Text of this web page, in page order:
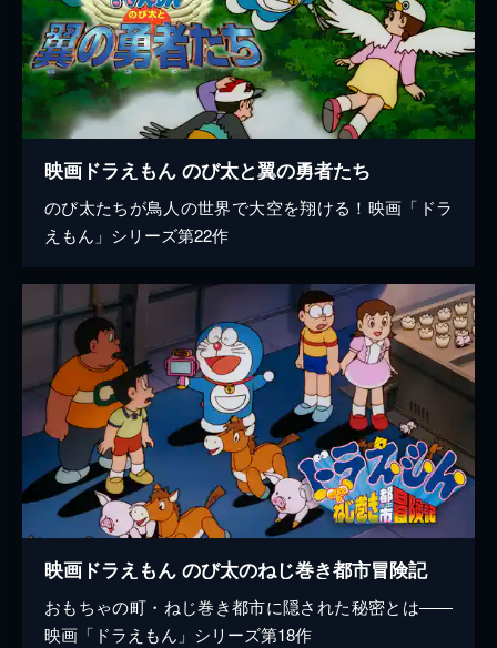
映画ドラえもん のび太と翼の勇者たち
のび太たちが鳥人の世界で大空を翔ける！映画「ドラ
えもん」シリーズ第22作
映画ドラえもん のび太のねじ巻き都市冒険記
おもちゃの町・ねじ巻き都市に隠された秘密とは――
映画「ドラえもん」シリーズ第18作